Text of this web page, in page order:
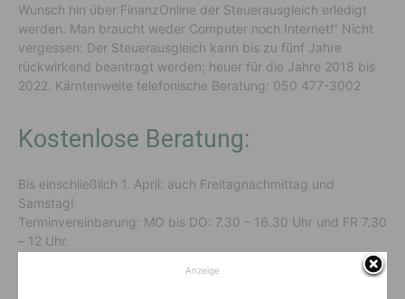
Wunsch hin über FinanzOnline der Steuerausgleich erledigt
werden. Man braucht weder Computer noch Internet!“ Nicht
vergessen: Der Steuerausgleich kann bis zu fünf Jahre
rückwirkend beantragt werden; heuer für die Jahre 2018 bis
2022. Kärntenweite telefonische Beratung: 050 477-3002
Kostenlose Beratung:
Bis einschließlich 1. April: auch Freitagnachmittag und
Samstag!
Terminvereinbarung: MO bis DO: 7.30 – 16.30 Uhr und FR 7.30
– 12 Uhr.
, Tel. 050 477-3001
Anzeige